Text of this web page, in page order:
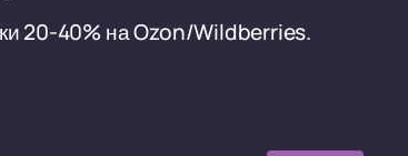
20-40% на Ozon/Wildberries.